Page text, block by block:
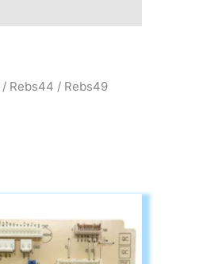
Rebs44 / Rebs49